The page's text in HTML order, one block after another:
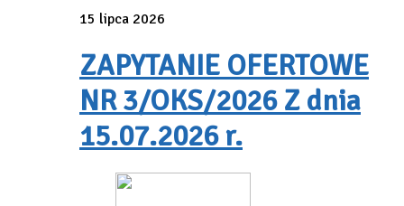
15 lipca 2026
ZAPYTANIE OFERTOWE
NR 3/OKS/2026 Z dnia
15.07.2026 r.